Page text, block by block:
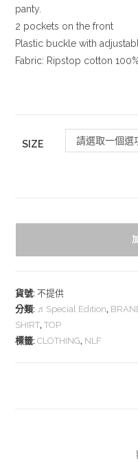
panty.
2 pockets on the front
Plastic buckle with
Fabric: Ripstop cotton
SIZE 請選取一個選
貨號:不提供
分類: ♬Special Edition,
SHIRT,TOP
標籤:CLOTHING, NLF